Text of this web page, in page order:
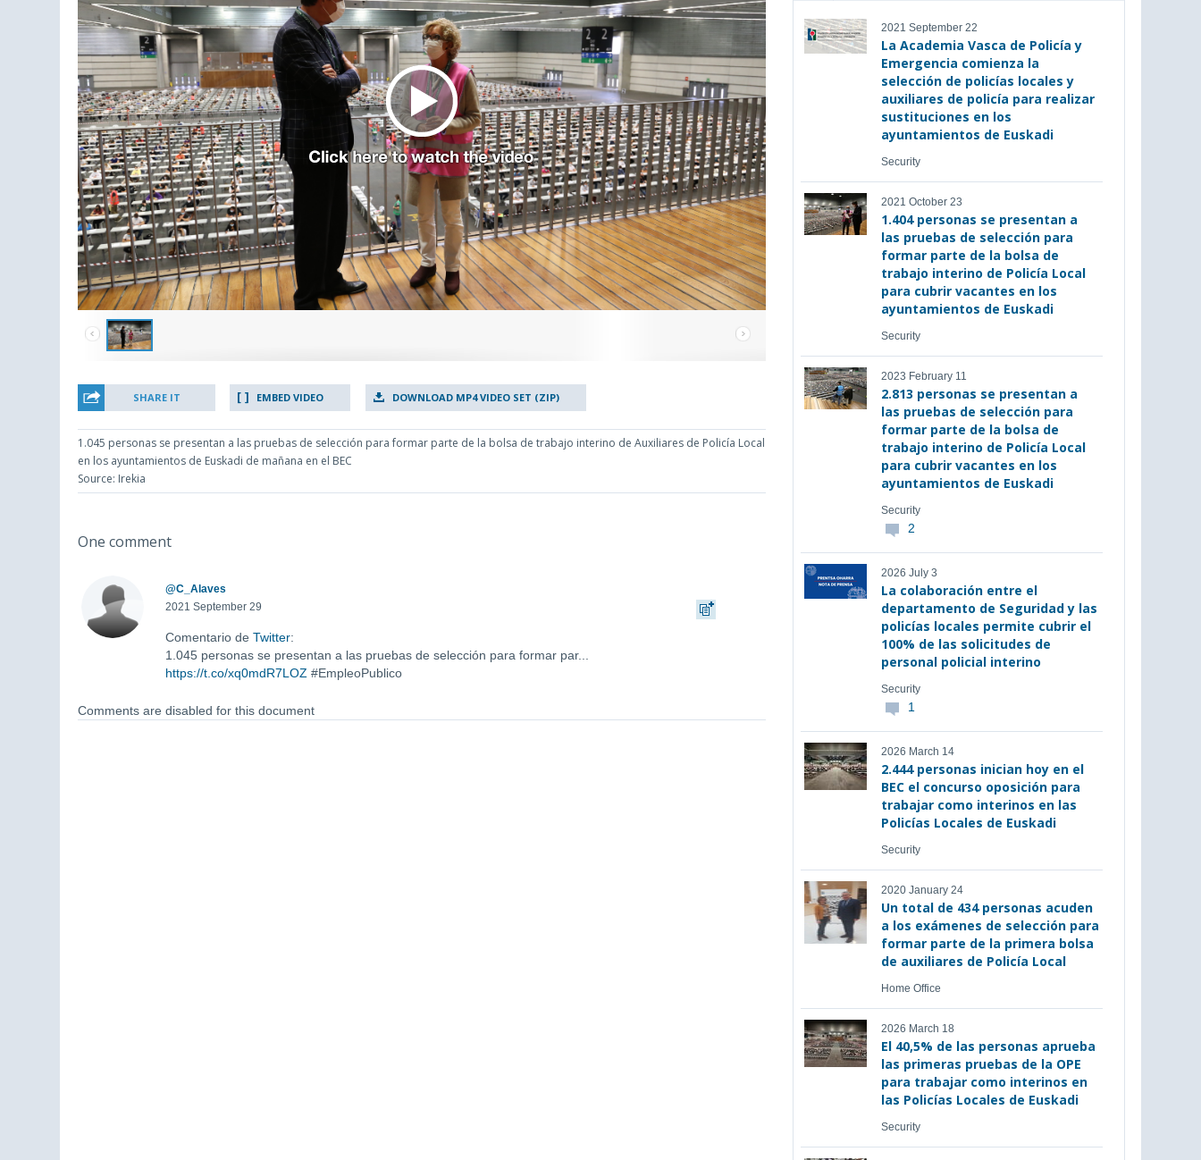
SHARE IT EMBED VIDEO DOWNLOAD MP4 VIDEO SET (ZIP)
1.045 personas se presentan a las pruebas de selección para formar parte de la bolsa de trabajo interino de Auxiliares de Policía Local
en los ayuntamientos de Euskadi de mañana en el BEC
Source: Irekia
One comment
@C_Alaves
2021 September 29
Comentario deTwitter:
1.045 personas se presentan a las pruebas de selección para formar par...
https://t.co/xq0mdR7LOZ #EmpleoPublico
Comments are disabled for this document
2021 September 22
La Academia Vasca de Policía y
Emergencia comienza la
selección de policías locales y
auxiliares de policía para realizar
sustituciones en los
ayuntamientos de Euskadi
Security
2021 October 23
1.404 personas se presentan a
las pruebas de selección para
formar parte de la bolsa de
trabajo interino de Policía Local
para cubrir vacantes en los
ayuntamientos de Euskadi
Security
2023 February 11
2.813 personas se presentan a
las pruebas de selección para
formar parte de la bolsa de
trabajo interino de Policía Local
para cubrir vacantes en los
ayuntamientos de Euskadi
Security
2
2026 July 3
La colaboración entre el
departamento de Seguridad y las
policías locales permite cubrir el
100% de las solicitudes de
personal policial interino
Security
1
2026 March 14
2.444 personas inician hoy en el
BEC el concurso oposición para
trabajar como interinos en las
Policías Locales de Euskadi
Security
2020 January 24
Un total de 434 personas acuden
a los exámenes de selección para
formar parte de la primera bolsa
de auxiliares de Policía Local
Home Office
2026 March 18
El 40,5% de las personas aprueba
las primeras pruebas de la OPE
para trabajar como interinos en
las Policías Locales de Euskadi
Security